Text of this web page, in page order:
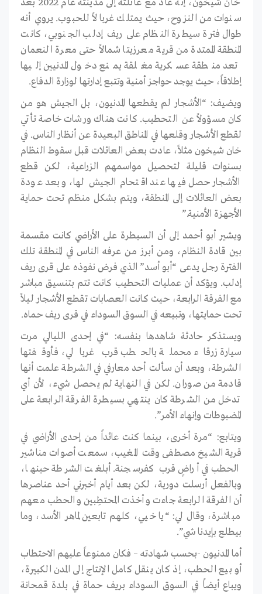
سنوات من النزوح، حيث يمتلك غربالاً للحبوب. يروي أنه
طوال فترة سيطرة النظام على ريف إدلب الجنوبي، كانت
المنطقة الممتدة من قرية معرزيتا شمالاً حتى معرة النعمان
تعد منطقة عسكرية مغلقة يمنع دخول المدنيين إليها
إطلاقاً، حيث يوجد حواجز أمنية وتتبع إدارتها لوزارة الدفاع.
ويضيف: “الأشجار لم يقطعها المدنيون، بل الجيش هو من
كان مسؤولاً عن التحطيب. كانت هناك ورشات خاصة تأتي
لقطع الأشجار وقلعها في المناطق البعيدة عن أنظار الناس. في
خان شيخون مثلاً، عادت بعض العائلات قبل سقوط النظام
بسنوات قليلة لتحصيل مواسمهم الزراعية، لكن قطع
الأشجار حصل فيها عند اقتحام الجيش لها، وبعد عودة
بعض العائلات إلى المنطقة، ويتم بشكل منظم تحت حماية
الأجهزة الأمنية.”
ويشير أبو أحمد إلى أن السيطرة على الأراضي كانت مقسمة
بين قادة النظام، ومن أبرز من عرفه الناس في المنطقة تلك
الفترة رجل يدعى “أبو أسد” الذي فرض نفوذه على قرى ريف
إدلب. ويؤكد أن عمليات التحطيب كانت تتم بتنسيق مباشر
مع الفرقة الرابعة، حيث كانت العصابات تقطع الأشجار ليلاً
تحت حمايتها، وتبيعه في السوق السوداء في قرى ريف حماه.
ويستذكر حادثة شاهدها بنفسه: “في إحدى الليالي مرت
سيارة زرقاء محملة بالحطب قرب غربالي، فأوقفتها
الشرطة، وبعد أن سألت أحد معارفي في الشرطة علمت أنها
قادمة من صوران. لكن في النهاية لم يحصل شيء، لأن أي
تدخل من الشرطة كان ينتهي بسيطرة الفرقة الرابعة على
المضبوطات وإنهاء الأمر”.
ويتابع: “مرة أخرى، بينما كنت عائداً من إحدى الأراضي في
قرية الشيخ مصطفى وقت المغيب، سمعت أصوات مناشير
الحطب في أراضٍ قرب كفرسجنة. أبلغت الشرطة حينها،
وبالفعل أرسلت دورية، لكن بعد أيام أخبرني أحد عناصرها
أن الفرقة الرابعة جاءت وأخذت المحتطِبين والحطب معهم
مباشرة، وقال لي: “يا خيي، كلهم تابعين لماهر الأسد، وما
بيطلع بإيدنا شي”.
أما المدنيون -بحسب شهادته – فكان ممنوعاً عليهم الاحتطاب
أو بيع الحطب، إذ كان ينقل كامل الإنتاج إلى المدن الكبيرة،
ويباع أيضاً في السوق السوداء بريف حماة في بلدة قمحانة